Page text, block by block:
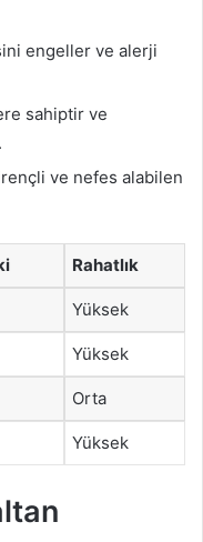
engeller ve alerji
sahiptir ve
ve nefes alabilen
Rahatlık
Yüksek
Yüksek
Orta
Yüksek